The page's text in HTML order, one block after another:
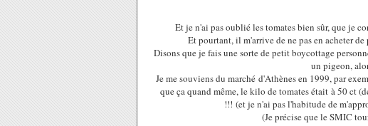
Et je n'ai pas oublié les tomates bien sûr, que je
Et pourtant, il m'arrive de ne pas en acheter
Disons que je fais une sorte de petit boycottage
un pigeon,
Je me souviens du marché d'Athènes en 1999, par
que ça quand même, le kilo de tomates était à 50 ct
!!! (et je n'ai pas l'habitude de
(Je précise que le SMIC